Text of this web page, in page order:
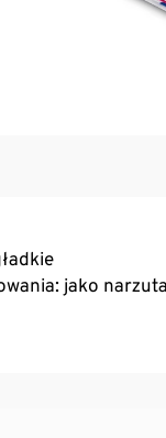
jako